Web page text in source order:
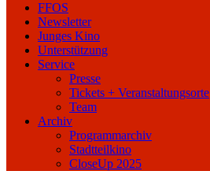
FFOS
Newsletter
Junges Kino
Unterstützung
Service
Presse
Tickets + Veranstaltungsorte
Team
Archiv
Programmarchiv
Stadtteilkino
CloseUp 2025